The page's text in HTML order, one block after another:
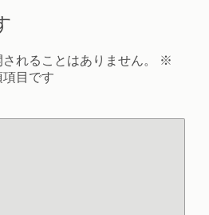
れることはありません。
※
目です